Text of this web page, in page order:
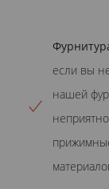
если вы
нашей